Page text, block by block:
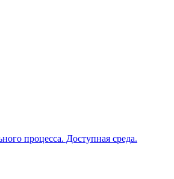
процесса. Доступная среда.